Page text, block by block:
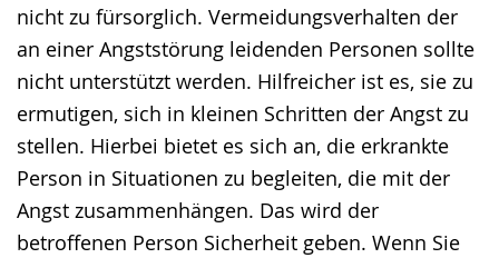
nicht zu fürsorglich. Vermeidungsverhalten der
an einer Angststörung leidenden Personen sollte
nicht unterstützt werden. Hilfreicher ist es, sie zu
ermutigen, sich in kleinen Schritten der Angst zu
stellen. Hierbei bietet es sich an, die erkrankte
Person in Situationen zu begleiten, die mit der
Angst zusammenhängen. Das wird der
betroffenen Person Sicherheit geben. Wenn Sie